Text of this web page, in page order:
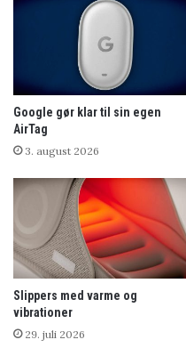
Google gør klar til sin egen
AirTag
3. august 2026
Slippers med varme og
vibrationer
29. juli 2026